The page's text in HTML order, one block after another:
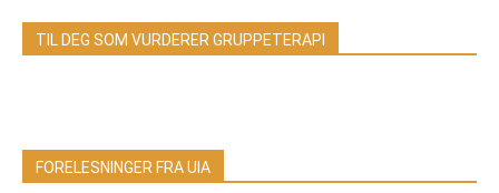
TIL DEG SOM VURDERER GRUPPETERAPI
FORELESNINGER FRA UIA